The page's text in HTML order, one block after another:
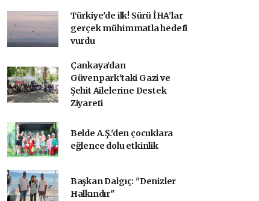
Türkiye'de ilk! Sürü İHA’lar
gerçek mühimmatla hedefi
vurdu
Çankaya'dan
Güvenpark'taki Gazi ve
Şehit Ailelerine Destek
Ziyareti
Belde A.Ş.'den çocuklara
eğlence dolu etkinlik
Başkan Dalgıç: "Denizler
Halkındır"